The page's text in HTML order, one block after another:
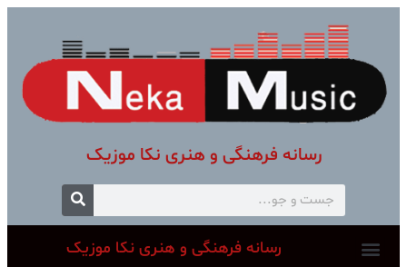
رسانه فرهنگی و هنری نکا موزیک
رسانه فرهنگی و هنری نکا موزیک